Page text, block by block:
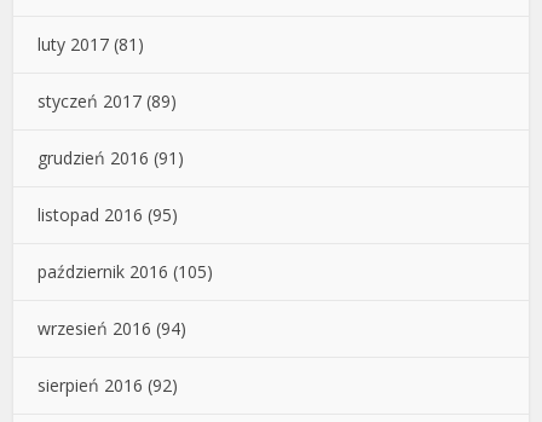
luty 2017 (81)
styczeń 2017 (89)
grudzień 2016 (91)
listopad 2016 (95)
październik 2016 (105)
wrzesień 2016 (94)
sierpień 2016 (92)